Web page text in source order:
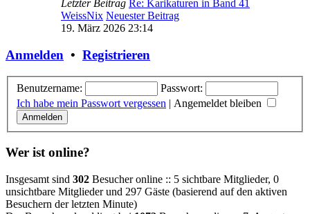
Letzter Beitrag Re: Karikaturen in Band 41
WeissNix Neuester Beitrag
19. März 2026 23:14
Anmelden • Registrieren
Benutzername:
Passwort:
Ich habe mein Passwort vergessen | Angemeldet bleiben
Wer ist online?
Insgesamt sind 302 Besucher online :: 5 sichtbare Mitglieder, 0
unsichtbare Mitglieder und 297 Gäste (basierend auf den aktiven
Besuchern der letzten Minute)